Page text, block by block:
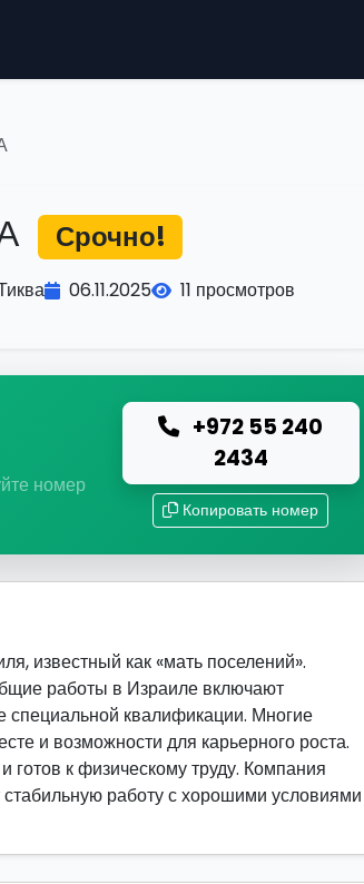
Срочно!
06.11.2025 11 просмотров
номер
+972 55 240
2434
Копировать номер
известный как «мать поселений».
работы в Израиле включают
специальной квалификации. Многие
и возможности для карьерного роста.
готов к физическому труду. Компания
работу с хорошими условиями